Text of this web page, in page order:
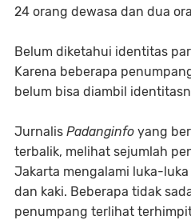
24 orang dewasa dan dua
Belum diketahui identitas
Karena beberapa
belum bisa diambil
Jurnalis Padanginfo yang
terbalik, melihat sejumlah
Jakarta mengalami luka-
dan kaki. Beberapa tidak
penumpang terlihat